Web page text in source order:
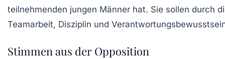
teilnehmenden jungen Männer hat. Sie sollen durch
Teamarbeit, Disziplin und
Stimmen aus der Opposition